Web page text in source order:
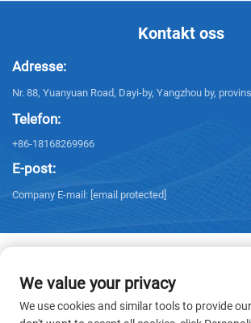
Kontakt oss
Adresse:
Nr. 88, Yuanyuan Road, Dayi-by, Yangzhou by,
Telefon:
+86-18168269966
E-post:
Company E-mail: [email protected]
Copyright © 2025 Yangzhou Sanxing Technology
reservert. -Personvernerklæring
We value your privacy
We use cookies and similar tools to provide